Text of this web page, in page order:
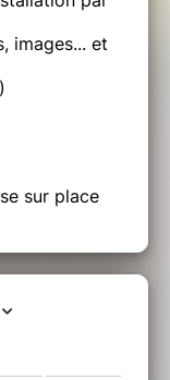
images... et
sur place